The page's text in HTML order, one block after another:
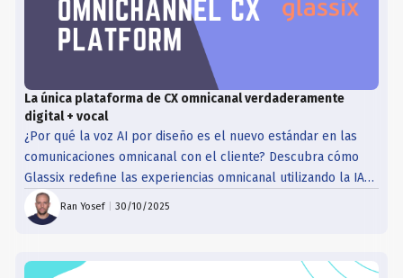
La única plataforma de CX omnicanal verdaderamente
digital + vocal
¿Por qué la voz AI por diseño es el nuevo estándar en las
comunicaciones omnicanal con el cliente? Descubra cómo
Glassix redefine las experiencias omnicanal utilizando la IA
de voz como parte integral del agente y del recorrido del
cliente.
Ran Yosef |30/10/2025